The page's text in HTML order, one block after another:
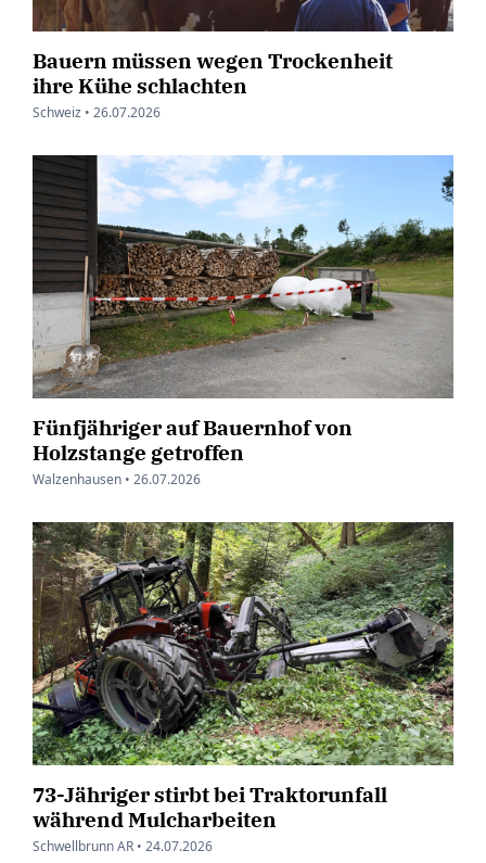
Bauern müssen wegen Trockenheit
ihre Kühe schlachten
Schweiz • 26.07.2026
Fünfjähriger auf Bauernhof von
Holzstange getroffen
Walzenhausen • 26.07.2026
73-Jähriger stirbt bei Traktorunfall
während Mulcharbeiten
Schwellbrunn AR • 24.07.2026